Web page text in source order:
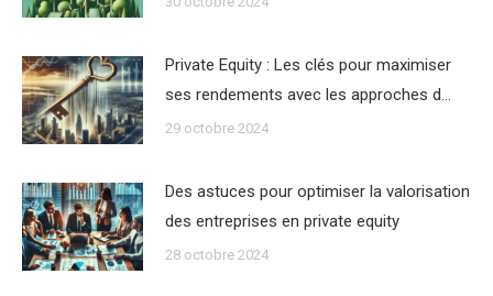
Private Equity : Les clés pour maximiser
ses rendements avec les approches d…
29 octobre 2024
Des astuces pour optimiser la valorisation
des entreprises en private equity
28 octobre 2024